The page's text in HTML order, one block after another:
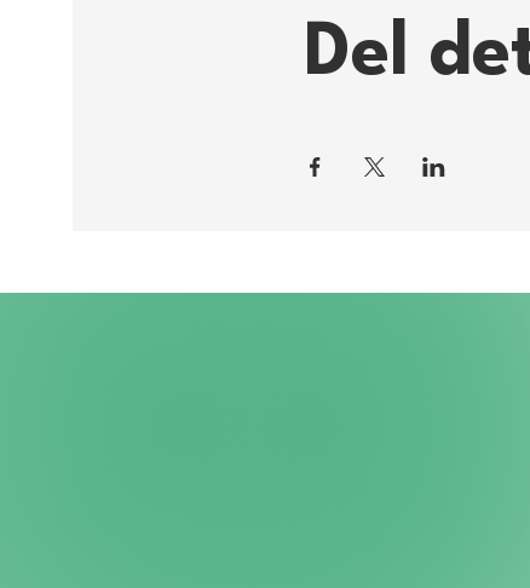
Hvordan kommer jeg ind
Del